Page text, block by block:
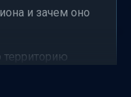
и зачем оно
перед